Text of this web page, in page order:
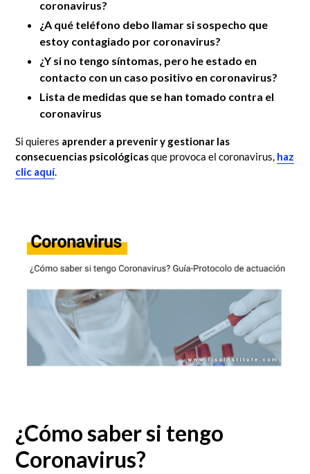
coronavirus?
¿A qué teléfono debo llamar si sospecho que
estoy contagiado por coronavirus?
¿Y si no tengo síntomas, pero he estado en
contacto con un caso positivo en coronavirus?
Lista de medidas que se han tomado contra el
coronavirus
Si quieres aprender a prevenir y gestionar las
consecuencias psicológicasque provoca el coronavirus, haz
clic aquí.
¿Cómo saber si tengo
Coronavirus?